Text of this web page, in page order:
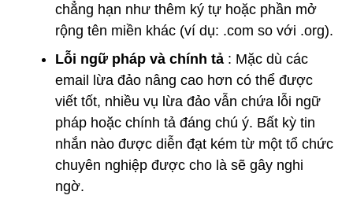
chẳng hạn như thêm ký tự hoặc phần mở
rộng tên miền khác (ví dụ: .com so với .org).
Lỗi ngữ pháp và chính tả : Mặc dù các
email lừa đảo nâng cao hơn có thể được
viết tốt, nhiều vụ lừa đảo vẫn chứa lỗi ngữ
pháp hoặc chính tả đáng chú ý. Bất kỳ tin
nhắn nào được diễn đạt kém từ một tổ chức
chuyên nghiệp được cho là sẽ gây nghi
ngờ.